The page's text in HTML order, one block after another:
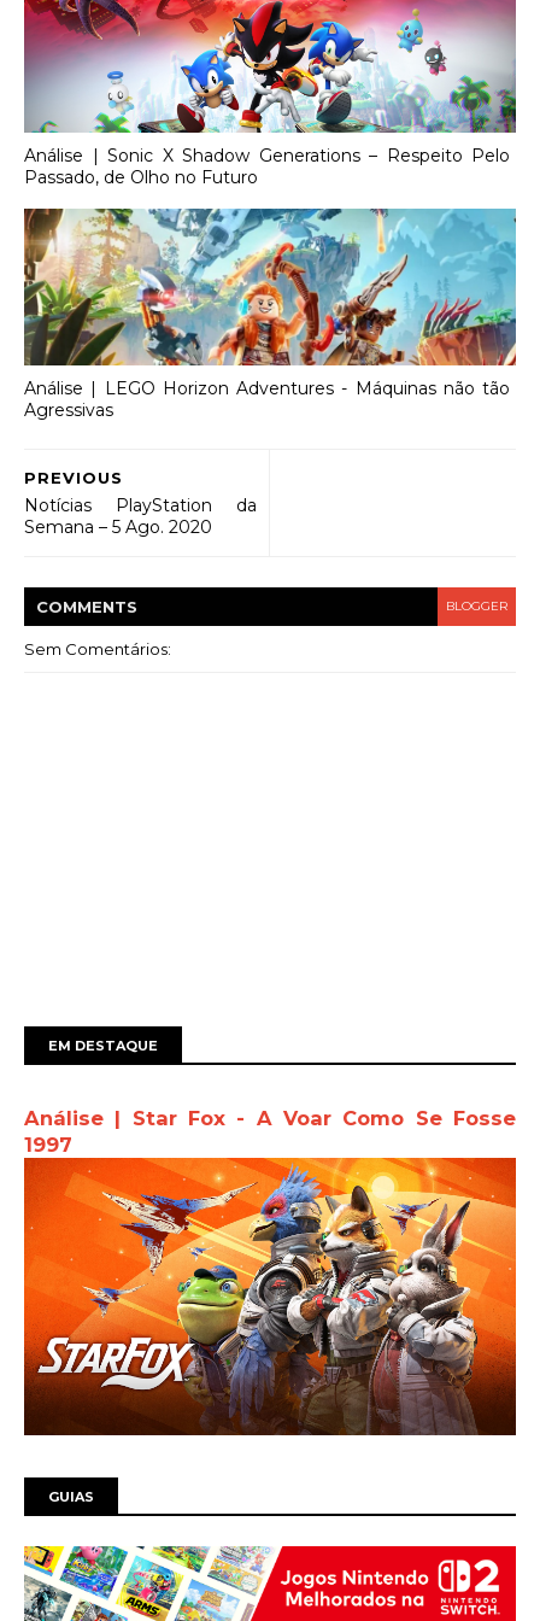
Análise | Sonic X Shadow Generations – Respeito Pelo
Passado, de Olho no Futuro
Análise | LEGO Horizon Adventures - Máquinas não tão
Agressivas
PREVIOUS
Notícias PlayStation da
Semana – 5 Ago. 2020
COMMENTS BLOGGER
Sem Comentários:
EM DESTAQUE
Análise | Star Fox - A Voar Como Se Fosse
1997
GUIAS